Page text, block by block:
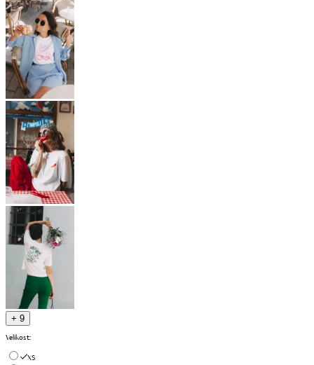
+ 9
Velikost:
XS